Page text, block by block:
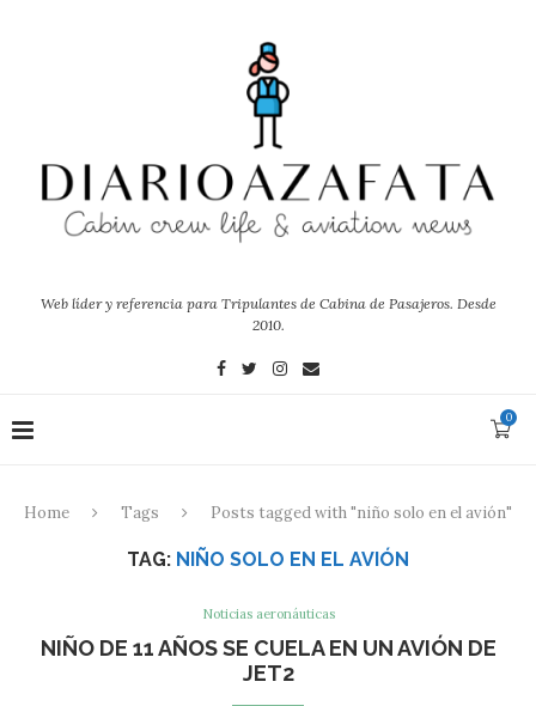
Web líder y referencia para Tripulantes de Cabina de Pasajeros. Desde
2010.
0
Home Tags Posts tagged with "niño solo en el avión"
TAG: NIÑO SOLO EN EL AVIÓN
Noticias aeronáuticas
NIÑO DE 11 AÑOS SE CUELA EN UN AVIÓN DE
JET2